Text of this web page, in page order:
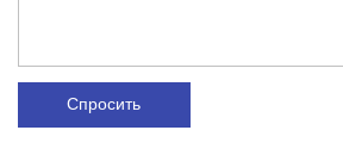
Спросить